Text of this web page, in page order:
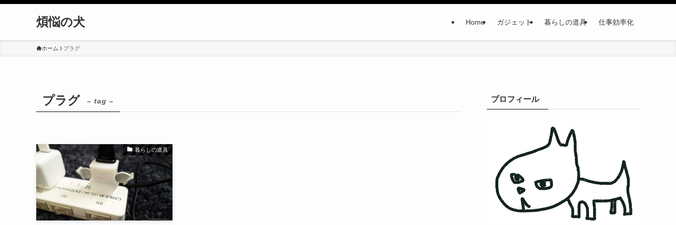
煩悩の犬 Home ガジェット 暮らしの道具 仕事効率化
ホーム プラグ
プラグ – tag –
暮らしの道具
プロフィール